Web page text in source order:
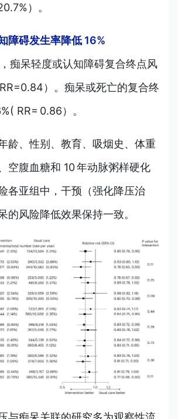
）。
障碍发生率降低 16%
痴呆轻度或认知障碍复合终点风
）。痴呆或死亡的复合终
RR= 0.86）。
龄、性别、教育、吸烟史、 体重
空腹血糖和 10 年动脉粥样硬化
各亚组中，干预（强化降压治
的风险降低效果保持一致。